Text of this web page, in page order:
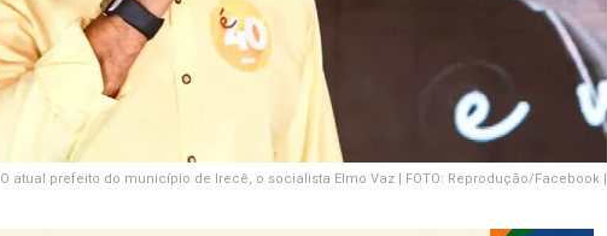
O atual prefeito do município de Irecê, o socialista Elmo Vaz | FOTO: Reprodução/Facebook |